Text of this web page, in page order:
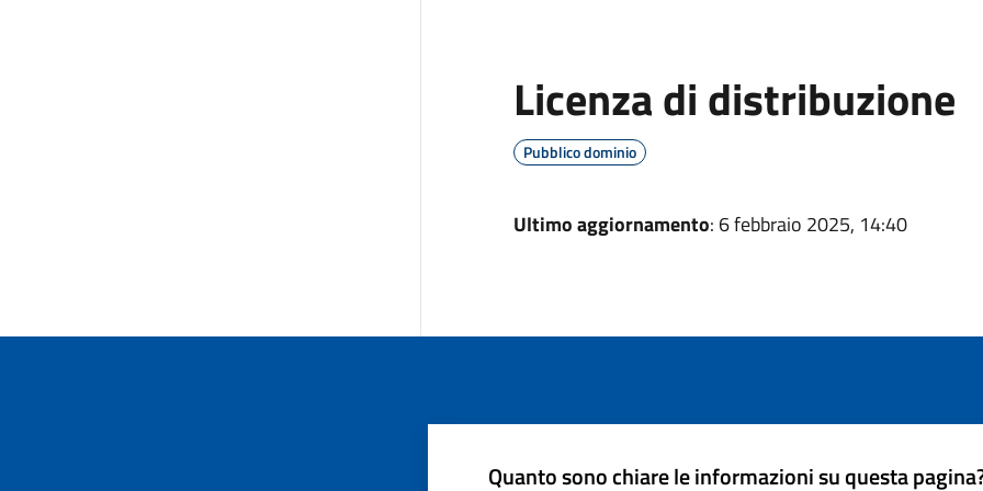
Licenza di distribuzione
Pubblico dominio
Ultimo aggiornamento: 6 febbraio 2025, 14:40
Quanto sono chiare le informazioni su questa